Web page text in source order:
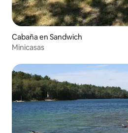
Cabaña en Sandwich
Minicasas